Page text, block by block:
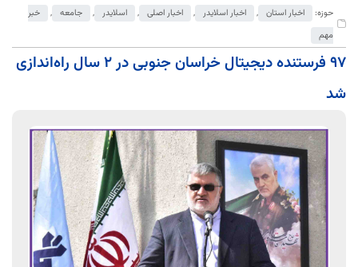
حوزه:
اخبار استان , اخبار اسلایدر , اخبار اصلی , اسلایدر , جامعه ,
خبر
مهم
۹۷ فرستنده دیجیتال خراسان جنوبی در ۲ سال راه‌اندازی
شد